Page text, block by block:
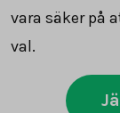
vara säker på
val.